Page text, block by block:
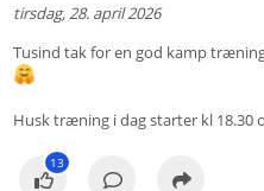
tirsdag, 28. april 2026
Tusind tak for en god kamp
Husk træning i dag starter kl 18.30
13